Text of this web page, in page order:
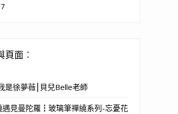
頁面︰
是徐夢薇⎮貝兒Belle老師
遇見曼陀羅┇玻璃筆禪繞系列-忘憂花